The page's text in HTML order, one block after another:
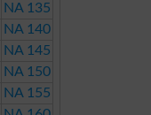
NA 135
NA 140
NA 145
NA 150
NA 155